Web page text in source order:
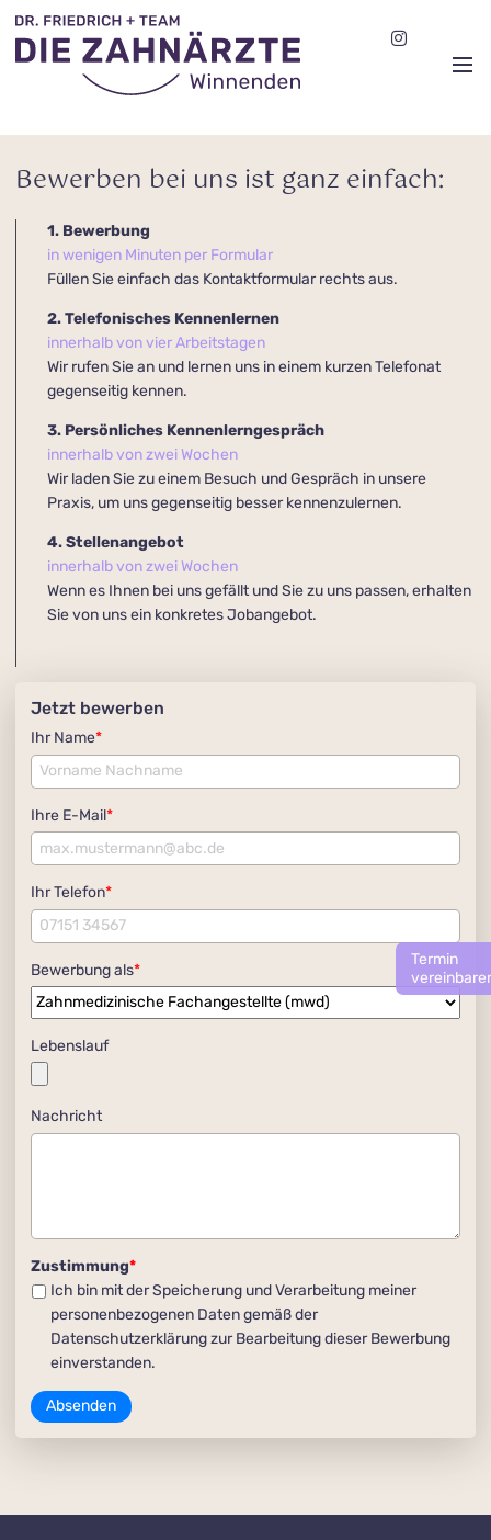
Termin
Bewerben bei uns ist ganz einfach:
1. Bewerbung
in wenigen Minuten per Formular
Füllen Sie einfach das Kontaktformular rechts aus.
2. Telefonisches Kennenlernen
innerhalb von vier Arbeitstagen
Wir rufen Sie an und lernen uns in einem kurzen Telefonat
gegenseitig kennen.
3. Persönliches Kennenlerngespräch
innerhalb von zwei Wochen
Wir laden Sie zu einem Besuch und Gespräch in unsere
Praxis, um uns gegenseitig besser kennenzulernen.
4. Stellenangebot
innerhalb von zwei Wochen
Wenn es Ihnen bei uns gefällt und Sie zu uns passen, erhalten
Sie von uns ein konkretes Jobangebot.
Jetzt bewerben
Ihr Name*
Ihre E-Mail*
Ihr Telefon*
Bewerbung als*
Lebenslauf
Nachricht
Zustimmung*
Ich bin mit der Speicherung und Verarbeitung meiner
personenbezogenen Daten gemäß der
Datenschutzerklärung zur Bearbeitung dieser Bewerbung
einverstanden.
Absenden